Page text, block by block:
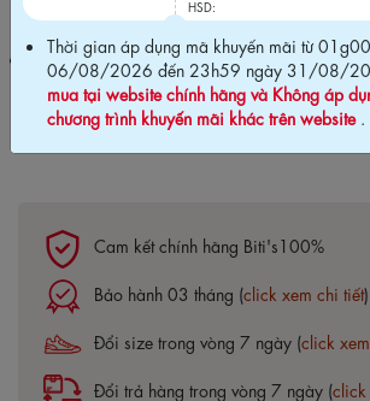
Thời gian áp dụng mã khuyến mãi từ
đến 23h59 ngày 31/08/2026Chỉ áp dụng
chính hãng và Không áp dụng chung với các
mãi khác trên website .
Cam kết chính hãng Biti's100%
Bảo hành 03 tháng (click xem chi tiết)
Đổi size trong vòng 7 ngày (click
Đổi trả hàng trong vòng 7 ngày (click
HSD:
Thời gian áp dụng mã khuyến mãi từ
06/08/2026 đến 23h59 ngày 31/08/
mua tại website chính hãng và Không áp
chương trình khuyến mãi khác trên website